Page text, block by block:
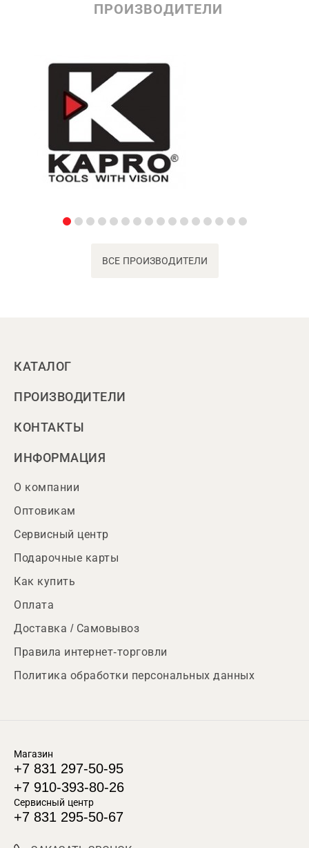
ПРОИЗВОДИТЕЛИ
ВСЕ ПРОИЗВОДИТЕЛИ
КАТАЛОГ
ПРОИЗВОДИТЕЛИ
КОНТАКТЫ
ИНФОРМАЦИЯ
О компании
Оптовикам
Сервисный центр
Подарочные карты
Как купить
Оплата
Доставка / Самовывоз
Правила интернет-торговли
Политика обработки персональных данных
Магазин
+7 831 297-50-95
+7 910-393-80-26
Сервисный центр
+7 831 295-50-67